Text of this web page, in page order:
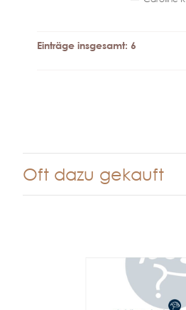
Einträge insgesamt: 6
Oft dazu gekauft